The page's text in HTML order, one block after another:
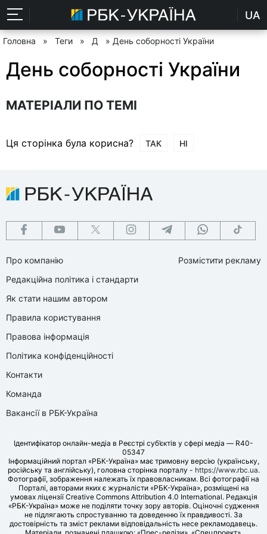
UA
Головна » Теги » Д » День соборності України
День соборності України
МАТЕРІАЛИ ПО ТЕМІ
Ця сторінка була корисна? ТАК НІ
Про компанію
Редакційна політика і стандарти
Як стати нашим автором
Правила користування
Правова інформація
Політика конфіденційності
Контакти
Команда
Вакансії в РБК-Україна
Розмістити рекламу
Ідентифікатор онлайн-медіа в Реєстрі суб’єктів у сфері медіа — R40-
05347
Інформаційний портал «РБК-Україна» має тримовну версію (українську,
російську та англійську), головна сторінка порталу - https://www.rbc.ua.
Фотографії, зображення належать їх правовласникам. Всі фотографії на
Порталі, авторами яких є журналісти «РБК-Україна», розміщені на
умовах ліцензії Creative Commons Attribution 4.0 International. Редакція
«РБК-Україна» може не поділяти точку зору авторів. Оціночні судження
не підлягають спростуванню та доведенню їх правдивості. За
достовірність та зміст реклами відповідальність несе рекламодавець.